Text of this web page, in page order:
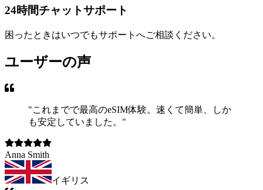
24時間チャットサポート
困ったときはいつでもサポートへご相談ください。
ユーザーの声
"これまでで最高のeSIM体験。速くて簡単、しか
も安定していました。 "
Anna Smith
イギリス